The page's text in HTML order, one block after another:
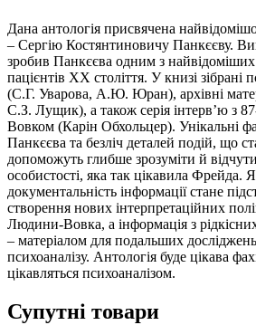
Дана антологія присвячена
– Сергію Костянтиновичу Панкєєву.
зробив Панкєєва одним з
пацієнтів ХХ століття. У книзі зібрані
(С.Г. Уварова, А.Ю. Юран), архівні
С.З. Лущик), а також серія інтерв’ю з
Вовком (Карін Обхольцер). Унікальні
Панкєєва та безліч деталей подій, що
допоможуть глибше зрозуміти й
особистості, яка так цікавила Фрейда.
документальність інформації стане
створення нових інтерпретаційних
Людини-Вовка, а інформація з
– матеріалом для подальших досліджень
психоаналізу. Антологія буде цікава
цікавляться психоаналізом.
Супутні товари